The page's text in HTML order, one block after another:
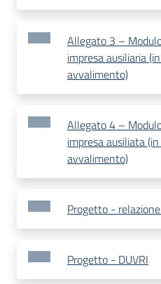
Allegato 3 –
impresa ausiliaria
avvalimento)
Allegato 4 –
impresa ausiliata
avvalimento)
Progetto -
Progetto - DUVRI